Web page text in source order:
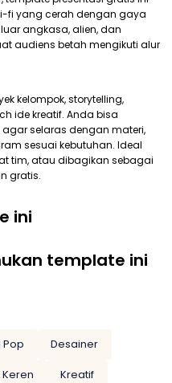
fi yang cerah dengan gaya
angkasa, alien, dan
audiens betah mengikuti alur
kelompok, storytelling,
ide kreatif. Anda bisa
selaras dengan materi,
sesuai kebutuhan. Ideal
tim, atau dibagikan sebagai
gratis.
ini
template ini
Pop
Desainer
Keren
Kreatif